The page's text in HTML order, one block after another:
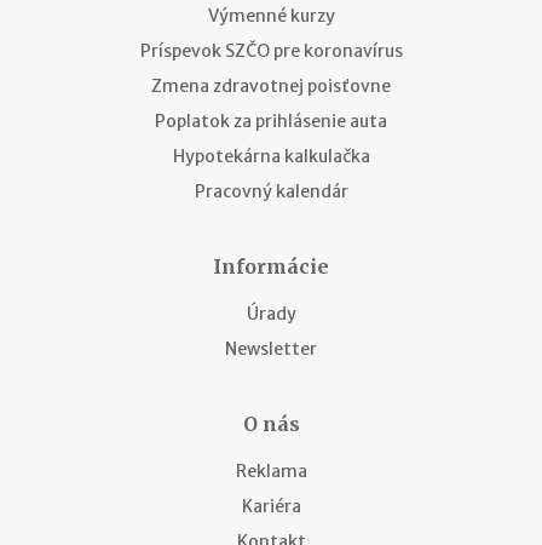
Výmenné kurzy
Príspevok SZČO pre koronavírus
Zmena zdravotnej poisťovne
Poplatok za prihlásenie auta
Hypotekárna kalkulačka
Pracovný kalendár
Informácie
Úrady
Newsletter
O nás
Reklama
Kariéra